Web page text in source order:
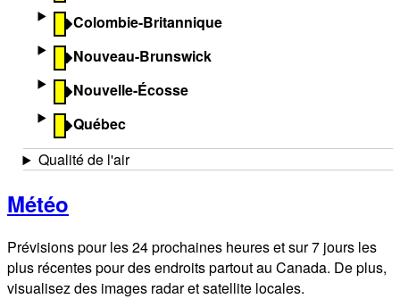
Colombie-Britannique
Nouveau-Brunswick
Nouvelle-Écosse
Québec
Qualité de l'air
Météo
Prévisions pour les 24 prochaines heures et sur 7 jours les
plus récentes pour des endroits partout au Canada. De plus,
visualisez des images radar et satellite locales.